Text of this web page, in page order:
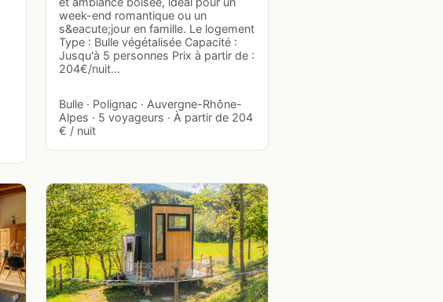
week-end romantique ou un
s&eacute;jour en famille. Le logement
Type : Bulle végétalisée Capacité :
Jusqu'à 5 personnes Prix à partir de :
204€/nuit…
Bulle · Polignac · Auvergne-Rhône-
Alpes · 5 voyageurs · À partir de 204
€ / nuit